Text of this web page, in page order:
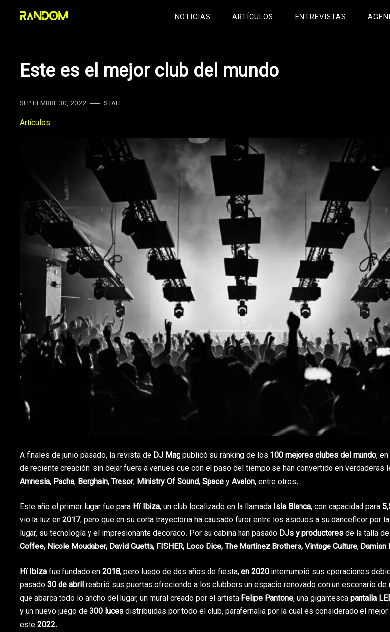
NOTICIAS ARTÍCULOS ENTREVISTAS
Este es el mejor club del mundo
SEPTIEMBRE 30, 2022 STAFF
Artículos
A finales de junio pasado, la revista de DJ Magpublicó su ranking de los 100 mejores clubes del mundo,
de reciente creación, sin dejar fuera a venues que con el paso del tiempo se han convertido en verdaderas
Amnesia, Pacha, Berghain, Tresor, Ministry Of Sound,SpaceyAvalon,entre otros.
Este año el primer lugar fue para Hï Ibiza, un club localizado en la llamada Isla Blanca, con capacidad para
vio la luz en2017, pero que en su corta trayectoria ha causado furor entre los asiduos a su dancefloor por
lugar, su tecnología y el impresionante decorado. Por su cabina han pasado DJs y productoresde la talla de
Coffee, Nicole Moudaber, David Guetta, FISHER, Loco Dice, The Martinez Brothers, Vintage Culture, Damian
Hï Ibizafue fundado en2018, pero luego de dos años de fiesta,en 2020 interrumpió sus operaciones
pasado30 de abrilreabrió sus puertas ofreciendo a los clubbers un espacio renovado con un escenario
que abarca todo lo ancho del lugar, un mural creado por el artista Felipe Pantone, una gigantescapantalla
y un nuevo juego de300 lucesdistribuidas por todo el club, parafernalia por la cual es considerado el
este2022.